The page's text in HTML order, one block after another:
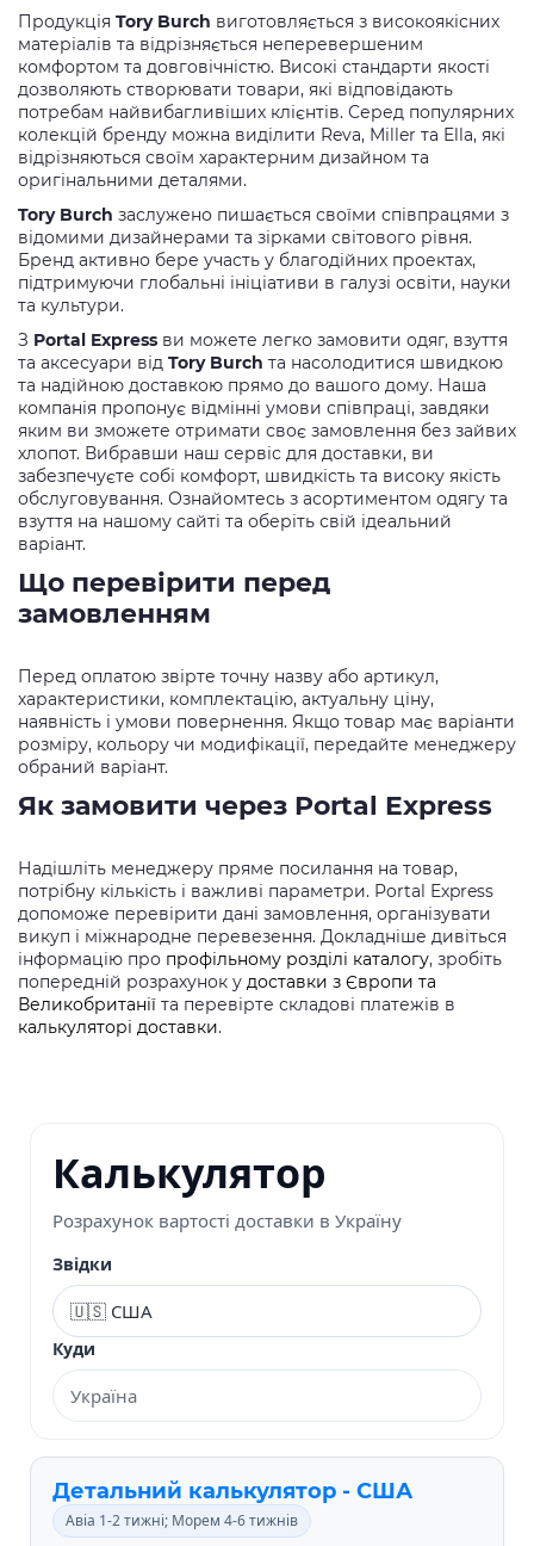
Продукція Tory Burch виготовляється з високоякісних
матеріалів та відрізняється неперевершеним
комфортом та довговічністю. Високі стандарти якості
дозволяють створювати товари, які відповідають
потребам найвибагливіших клієнтів. Серед популярних
колекцій бренду можна виділити Reva, Miller та Ella, які
відрізняються своїм характерним дизайном та
оригінальними деталями.
Tory Burch заслужено пишається своїми співпрацями з
відомими дизайнерами та зірками світового рівня.
Бренд активно бере участь у благодійних проектах,
підтримуючи глобальні ініціативи в галузі освіти, науки
та культури.
З Portal Express ви можете легко замовити одяг, взуття
та аксесуари від Tory Burch та насолодитися швидкою
та надійною доставкою прямо до вашого дому. Наша
компанія пропонує відмінні умови співпраці, завдяки
яким ви зможете отримати своє замовлення без зайвих
хлопот. Вибравши наш сервіс для доставки, ви
забезпечуєте собі комфорт, швидкість та високу якість
обслуговування. Ознайомтесь з асортиментом одягу та
взуття на нашому сайті та оберіть свій ідеальний
варіант.
Що перевірити перед
замовленням
Перед оплатою звірте точну назву або артикул,
характеристики, комплектацію, актуальну ціну,
наявність і умови повернення. Якщо товар має варіанти
розміру, кольору чи модифікації, передайте менеджеру
обраний варіант.
Як замовити через Portal Express
Надішліть менеджеру пряме посилання на товар,
потрібну кількість і важливі параметри. Portal Express
допоможе перевірити дані замовлення, організувати
викуп і міжнародне перевезення. Докладніше дивіться
інформацію про профільному розділі каталогу, зробіть
попередній розрахунок у доставки з Європи та
Великобританії та перевірте складові платежів в
калькуляторі доставки.
Калькулятор
Розрахунок вартості доставки в Україну
Звідки
Куди
Детальний калькулятор - США
Авіа 1-2 тижні; Морем 4-6 тижнів